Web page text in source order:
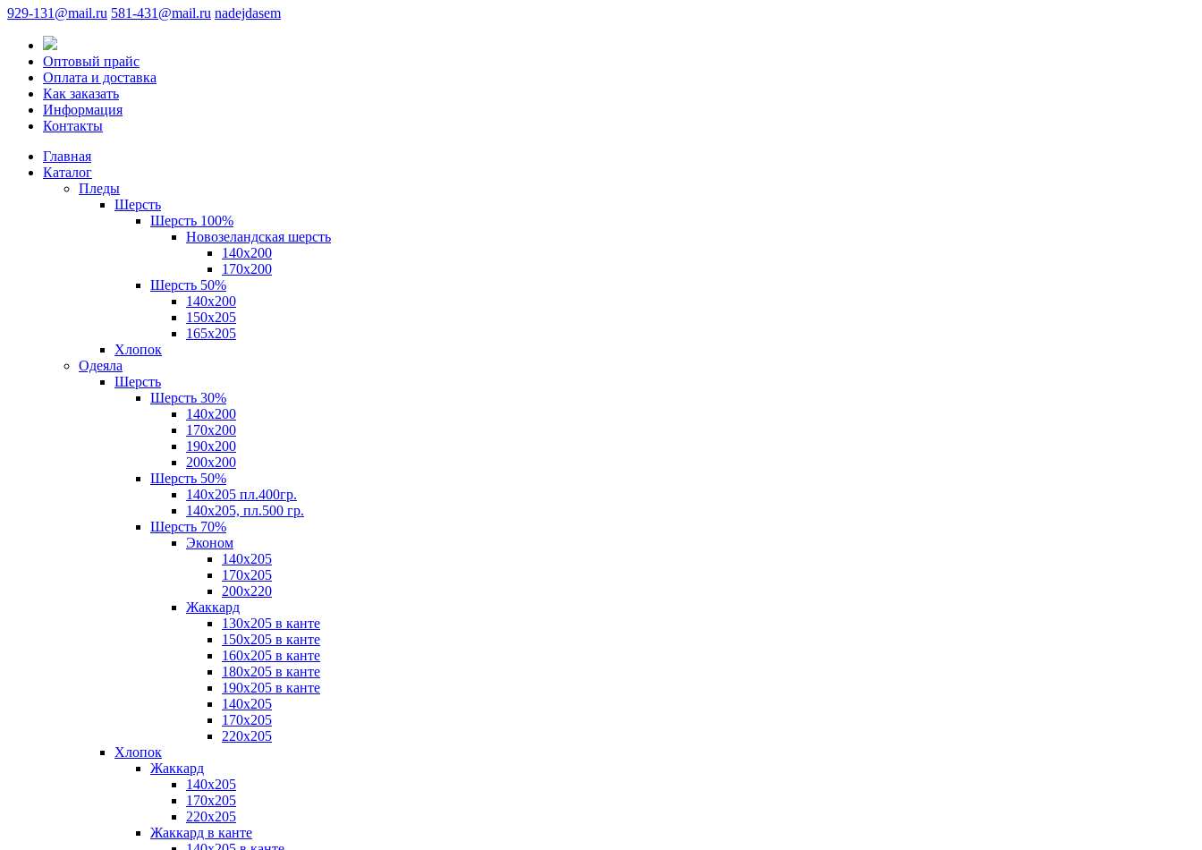
929-131@mail.ru 581-431@mail.ru nadejdasem
Оптовый прайс
Оплата и доставка
Как заказать
Информация
Контакты
Главная
Каталог
Пледы
Шерсть
Шерсть 100%
Новозеландская шерсть
140х200
170x200
Шерсть 50%
140x200
150х205
165х205
Хлопок
Одеяла
Шерсть
Шерсть 30%
140х200
170х200
190х200
200х200
Шерсть 50%
140х205 пл.400гр.
140х205, пл.500 гр.
Шерсть 70%
Эконом
140х205
170х205
200х220
Жаккард
130х205 в канте
150х205 в канте
160х205 в канте
180х205 в канте
190х205 в канте
140х205
170х205
220х205
Хлопок
Жаккард
140x205
170х205
220х205
Жаккард в канте